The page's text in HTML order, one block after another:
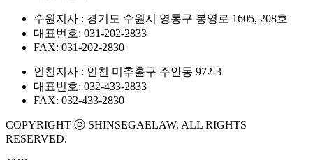
수원지사 : 경기도 수원시 영통구 봉영로 1605, 208호
대표번호: 031-202-2833
FAX: 031-202-2830
인천지사 : 인천 미추홀구 주안동 972-3
대표번호: 032-433-2833
FAX: 032-433-2830
COPYRIGHT ⓒ SHINSEGAELAW. ALL RIGHTS
RESERVED.